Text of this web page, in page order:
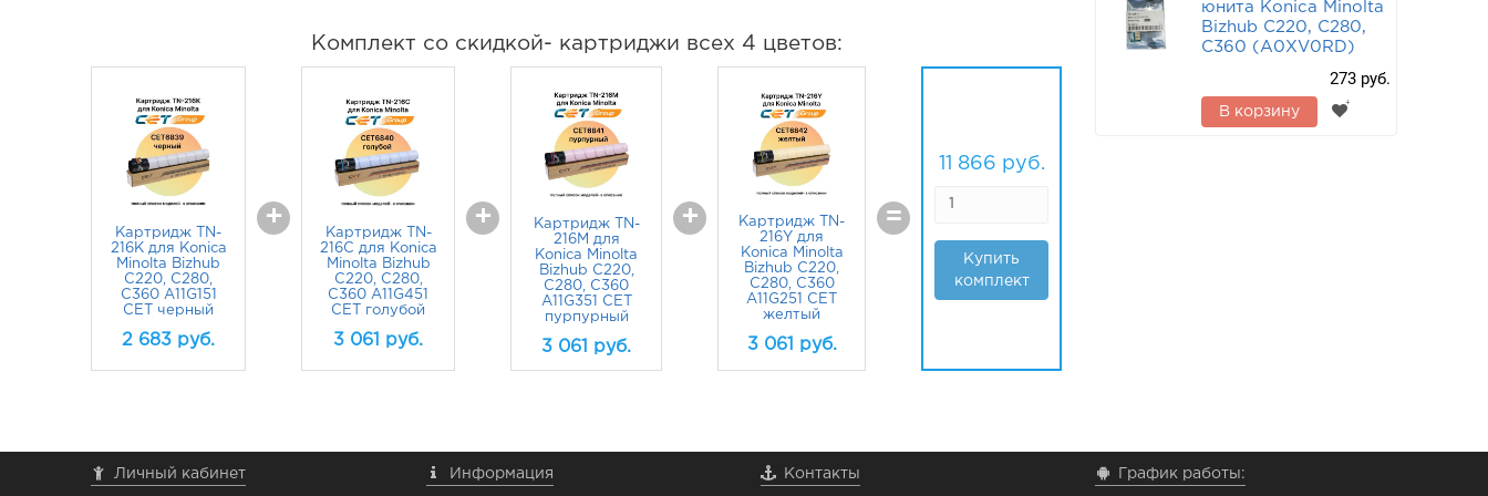
Комплект со скидкой- картриджи всех 4 цветов:
Картридж TN-
216K для Konica
Minolta Bizhub
C220, C280,
C360 A11G151
CET черный
2 683 руб.
+
Картридж TN-
216C для Konica
Minolta Bizhub
C220, C280,
C360 A11G451
CET голубой
3 061 руб.
+
Картридж TN-
216M для
Konica Minolta
Bizhub C220,
C280, C360
A11G351 CET
пурпурный
3 061 руб.
+
Картридж TN-
216Y для
Konica Minolta
Bizhub C220,
C280, C360
A11G251 CET
желтый
3 061 руб.
=
11 866 руб.
Купить
комплект
юнита Konica Minolta
Bizhub C220, C280,
C360 (A0XV0RD)
273 руб.
В корзину
Личный кабинет Информация Контакты График работы: